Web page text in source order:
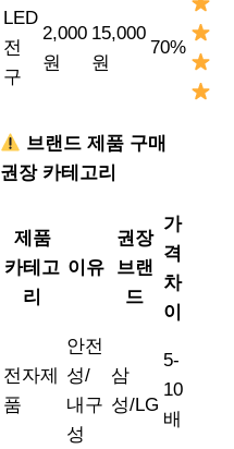
LED
전
구
2,000
원
15,000
원
70%
브랜드 제품 구매
권장 카테고리
제품
카테고
리
이유
권장
브랜
드
가
격
차
이
전자제
품
안전
성/
내구
성
삼
성/LG
5-
10
배